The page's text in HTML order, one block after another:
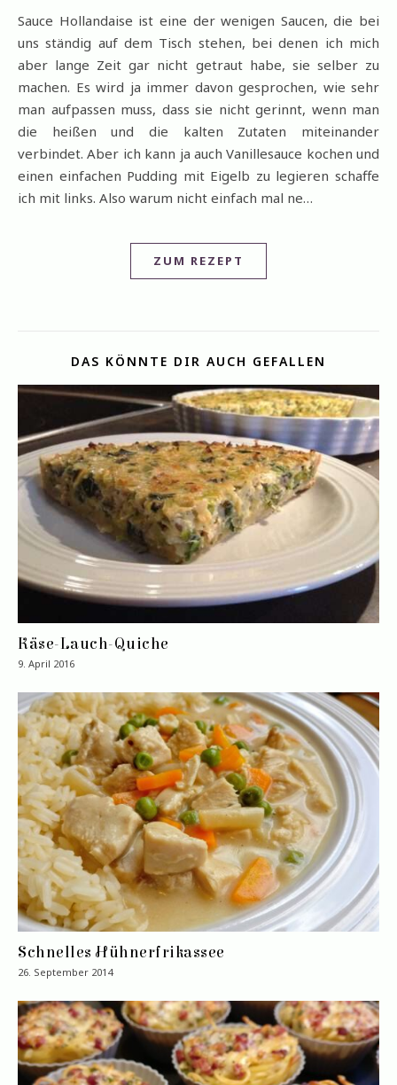
Sauce Hollandaise ist eine der wenigen Saucen, die bei
uns ständig auf dem Tisch stehen, bei denen ich mich
aber lange Zeit gar nicht getraut habe, sie selber zu
machen. Es wird ja immer davon gesprochen, wie sehr
man aufpassen muss, dass sie nicht gerinnt, wenn man
die heißen und die kalten Zutaten miteinander
verbindet. Aber ich kann ja auch Vanillesauce kochen und
einen einfachen Pudding mit Eigelb zu legieren schaffe
ich mit links. Also warum nicht einfach mal ne…
ZUM REZEPT
DAS KÖNNTE DIR AUCH GEFALLEN
Käse-Lauch-Quiche
9. April 2016
Schnelles Hühnerfrikassee
26. September 2014